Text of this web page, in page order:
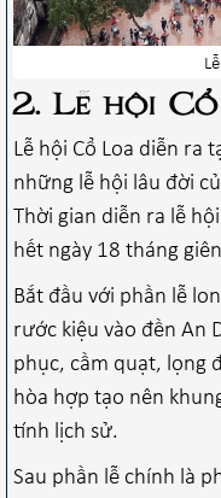
2. Lễ hội
Lễ hội Cổ Loa diễn ra
những lễ hội lâu đời
Thời gian diễn ra lễ
hết ngày 18 tháng
Bắt đầu với phần lễ
rước kiệu vào đền An
phục, cầm quạt, lọng
hòa hợp tạo nên
tính lịch sử.
Sau phần lễ chính là